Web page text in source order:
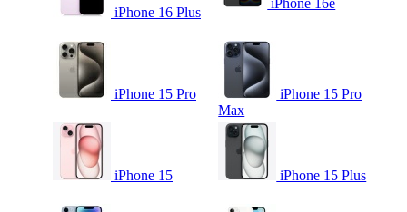
iPhone 16 Plus
iPhone 16e
iPhone 15 Pro
iPhone 15 Pro
Max
iPhone 15 iPhone 15 Plus